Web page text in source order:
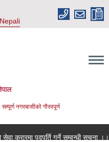
Nepali
नगरबासीको गौरवपूर्ण
करारमा पदपूर्ति गर्ने सम्वन्धी सूचना ।।